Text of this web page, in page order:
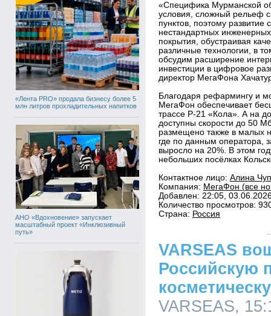
«Лента PRO» продала бизнесу более 5
млн литров прохладительных напитков
АНО «Вдохновение» запускает
масштабный проект «Инклюзивный
путь»
«Специфика Мурманской
условия, сложный рельеф
пунктов, поэтому развитие
нестандартных
покрытия, обустраивая
различные технологии, в
обсудим расширение
инвестиции в цифровое
директор МегаФона
Благодаря рефармингу и
МегаФон обеспечивает
трассе Р-21 «Кола». А на
доступны скорости до 50
размещено также в малых
где по данным оператора,
выросло на 20%. В этом
небольших посёлках
Контактное лицо: Алина
Компания: МегаФон (все
Добавлен: 22:05,
Количество просмотров:
Страна: Россия
VARSEAS
Российскую
VARSEAS,